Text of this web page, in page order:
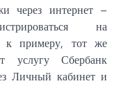
через интернет –
на
к примеру, тот же
услугу Сбербанк
Личный кабинет и